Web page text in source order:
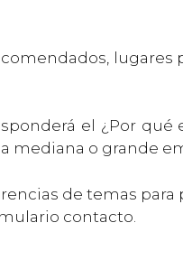
el ¿Por qué
o grande
de temas
contacto.